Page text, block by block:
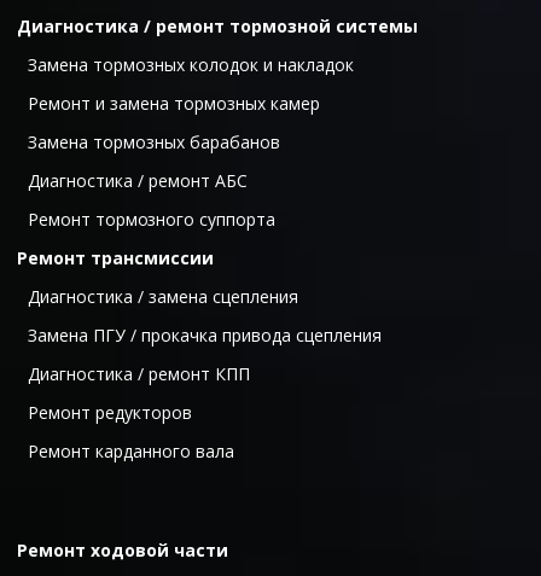
Диагностика / ремонт тормозной системы
  Замена тормозных колодок и накладок
  Ремонт и замена тормозных камер
  Замена тормозных барабанов
  Диагностика / ремонт АБС
  Ремонт тормо
зного суппорта
Ремонт трансмиссии
  Диагностика / замена сцепления
  Замена ПГУ / прокачка привода сцепления
  Диагностика / ремонт КПП
  Ремонт редукторов
  Ремонт карданного вала
Ремонт ходовой части